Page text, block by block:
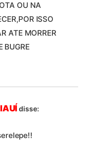
OU NA
ISSO
ATE MORRER
BUGRE
disse: